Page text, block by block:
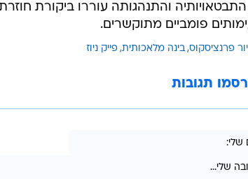
והתנהגותה עוררו ביקורת
פומביים מתוקשרים.
פרנציסקוס בינה מלאכותית פייק ניוז
תגובות